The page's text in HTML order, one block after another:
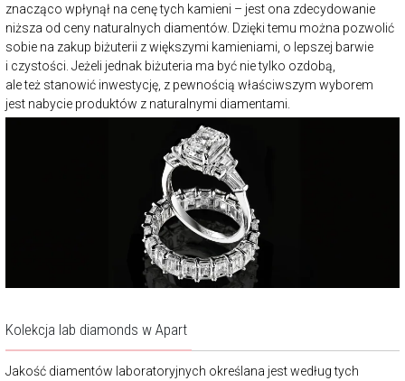
znacząco wpłynął na cenę tych kamieni – jest ona zdecydowanie
niższa od ceny naturalnych diamentów. Dzięki temu można pozwolić
sobie na zakup biżuterii z większymi kamieniami, o lepszej barwie
i czystości. Jeżeli jednak biżuteria ma być nie tylko ozdobą,
ale też stanowić inwestycję, z pewnością właściwszym wyborem
jest nabycie produktów z naturalnymi diamentami.
Kolekcja lab diamonds w Apart
Jakość diamentów laboratoryjnych określana jest według tych